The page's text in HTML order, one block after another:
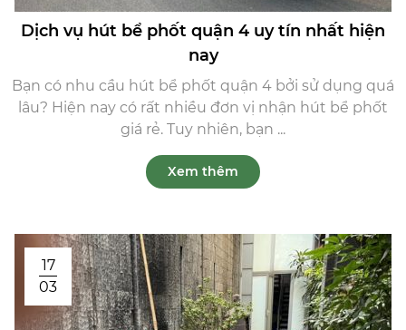
Dịch vụ hút bể phốt quận 4 uy tín nhất hiện
nay
Bạn có nhu cầu hút bể phốt quận 4 bởi sử dụng quá
lâu? Hiện nay có rất nhiều đơn vị nhận hút bể phốt
giá rẻ. Tuy nhiên, bạn ...
Xem thêm
17
03